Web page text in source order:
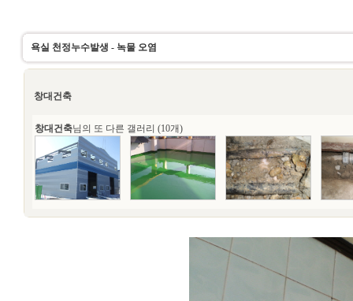
욕실 천정누수발생 - 녹물 오염
창대건축
창대건축님의 또 다른 갤러리 (10개)